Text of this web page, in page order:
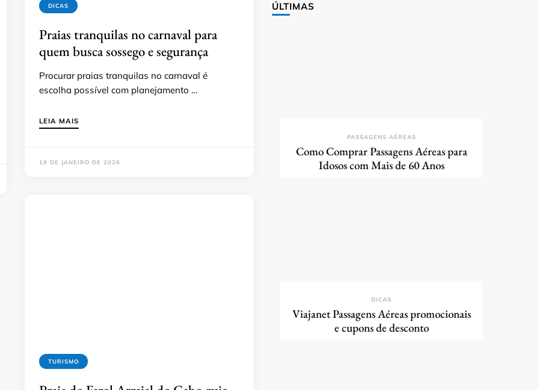
DICAS
Praias tranquilas no carnaval para
quem busca sossego e segurança
Procurar praias tranquilas no carnaval é
escolha possível com planejamento …
LEIA MAIS
19 DE JANEIRO DE 2026
TURISMO
ÚLTIMAS
PASSAGENS AÉREAS
Como Comprar Passagens Aéreas para
Idosos com Mais de 60 Anos
DICAS
Viajanet Passagens Aéreas promocionais
e cupons de desconto